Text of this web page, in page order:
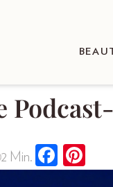
2 Min.